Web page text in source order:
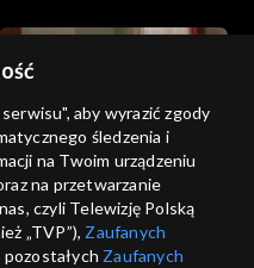
Wichrowe wzgórze
odc. 224
aby wyrazić zgody
śledzenia i
na Twoim urządzeniu
na przetwarzanie
czyli Telewizję Polską
„TVP”), Zaufanych
pozostałych Zaufanych